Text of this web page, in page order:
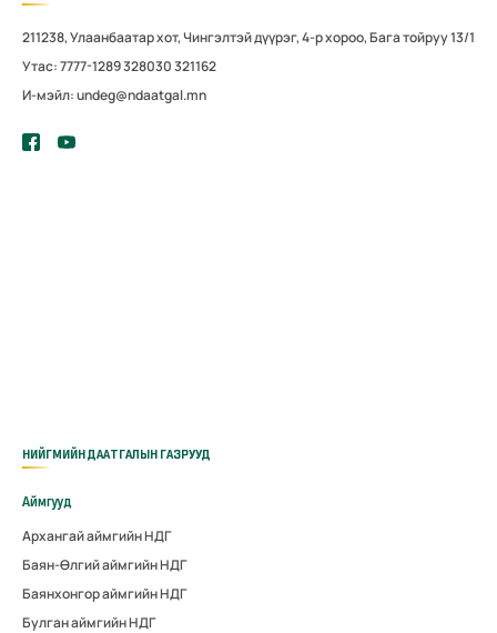
211238, Улаанбаатар хот, Чингэлтэй дүүрэг, 4-р хороо, Бага тойруу 13/1
Утас: 7777-1289 328030 321162
И-мэйл: undeg@ndaatgal.mn
НИЙГМИЙН ДААТГАЛЫН ГАЗРУУД
Аймгууд
Архангай аймгийн НДГ
Баян-Өлгий аймгийн НДГ
Баянхонгор аймгийн НДГ
Булган аймгийн НДГ